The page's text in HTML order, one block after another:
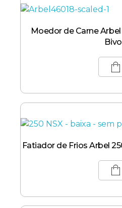
Moedor de Carne
Fatiador de Frios Arbel